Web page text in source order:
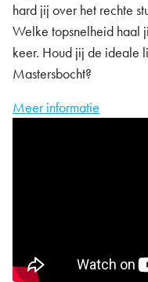
hard jij over het rechte
Welke topsnelheid haal
keer. Houd jij de ideale
Mastersbocht?
Meer informatie